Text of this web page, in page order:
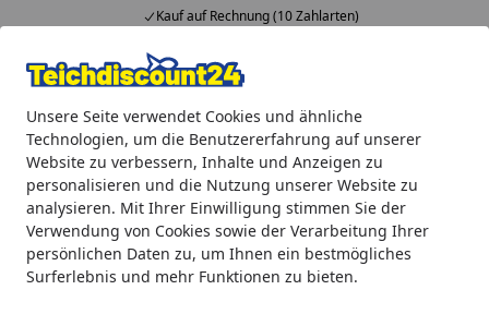
Unsere Seite verwendet Cookies und ähnliche
Technologien, um die Benutzererfahrung auf unserer
Website zu verbessern, Inhalte und Anzeigen zu
personalisieren und die Nutzung unserer Website zu
analysieren. Mit Ihrer Einwilligung stimmen Sie der
Verwendung von Cookies sowie der Verarbeitung Ihrer
persönlichen Daten zu, um Ihnen ein bestmögliches
Surferlebnis und mehr Funktionen zu bieten.
Kauf auf Rechnung (10 Zahlarten)
Alle Produkte
Mein Konto
Suchen
Startseite
Ubbink Wasserspiel TRIOS
Ubbink Wasserspiel TRIOS